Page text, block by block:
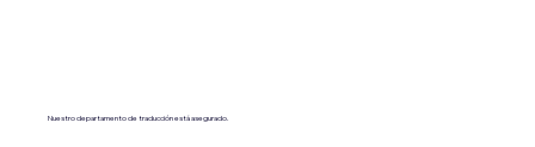
Nuestro departamento de traducción está asegurado.